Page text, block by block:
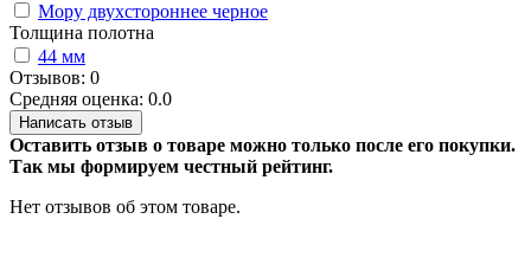
Мору двухстороннее черное
Толщина полотна
44 мм
Отзывов: 0
Средняя оценка: 0.0
Написать отзыв
Оставить отзыв о товаре можно только после его покупки.
Так мы формируем честный рейтинг.
Нет отзывов об этом товаре.